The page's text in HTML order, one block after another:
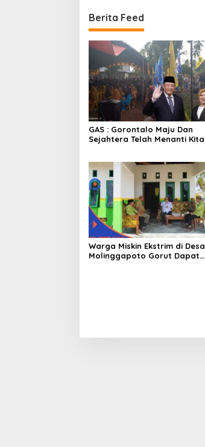
Berita Feed
GAS : Gorontalo Maju Dan
Sejahtera Telah Menanti Kita
Warga Miskin Ekstrim di Desa
Molinggapoto Gorut Dapat